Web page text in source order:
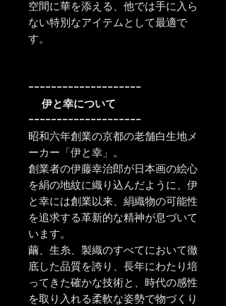
空間に華を添える、他では手に入ら
ない特別なアイテムとして最適で
す。
ｰｰｰｰｰｰｰｰｰｰｰｰｰｰｰｰｰｰｰｰ
伊と幸について
ｰｰｰｰｰｰｰｰｰｰｰｰｰｰｰｰｰｰｰｰ
昭和六年創業の京都の老舗白生地メ
ーカー「伊と幸」。
創業者の伊藤幸治郎が日本画の絵心
を絹の地紋に織り込んだように、伊
と幸には創業以来、絹織物の可能性
を追求する革新的な精神が息づいて
います。
繭、生糸、製織のすべてにおいて徹
底した品質を誇り、長年にわたり培
ってきた確かな技術と、時代の感性
を取り入れる柔軟な姿勢で物づくり